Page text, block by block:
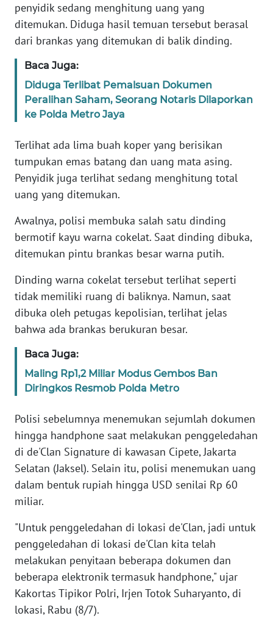
penyidik sedang menghitung uang yang
ditemukan. Diduga hasil temuan tersebut berasal
dari brankas yang ditemukan di balik dinding.
Baca Juga:
Diduga Terlibat Pemalsuan Dokumen
Peralihan Saham, Seorang Notaris Dilaporkan
ke Polda Metro Jaya
Terlihat ada lima buah koper yang berisikan
tumpukan emas batang dan uang mata asing.
Penyidik juga terlihat sedang menghitung total
uang yang ditemukan.
Awalnya, polisi membuka salah satu dinding
bermotif kayu warna cokelat. Saat dinding dibuka,
ditemukan pintu brankas besar warna putih.
Dinding warna cokelat tersebut terlihat seperti
tidak memiliki ruang di baliknya. Namun, saat
dibuka oleh petugas kepolisian, terlihat jelas
bahwa ada brankas berukuran besar.
Baca Juga:
Maling Rp1,2 Miliar Modus Gembos Ban
Diringkos Resmob Polda Metro
Polisi sebelumnya menemukan sejumlah dokumen
hingga handphone saat melakukan penggeledahan
di de'Clan Signature di kawasan Cipete, Jakarta
Selatan (Jaksel). Selain itu, polisi menemukan uang
dalam bentuk rupiah hingga USD senilai Rp 60
miliar.
"Untuk penggeledahan di lokasi de'Clan, jadi untuk
penggeledahan di lokasi de'Clan kita telah
melakukan penyitaan beberapa dokumen dan
beberapa elektronik termasuk handphone," ujar
Kakortas Tipikor Polri, Irjen Totok Suharyanto, di
lokasi, Rabu (8/7).
INFO
IKLAN
TENTANG
KAMI
SIBER
REDAKSI
KARIR
DISCLAIMER
Wahana
News
Regional
WN
SUMUT
WN
JAKARTA
WN
JABAR
WN
BANTEN
NTT
WN
KEPRI
WN
PAPUA